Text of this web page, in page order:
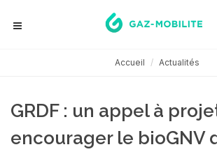
Accueil Actualités
GRDF : un appel à
encourager le bioGNV